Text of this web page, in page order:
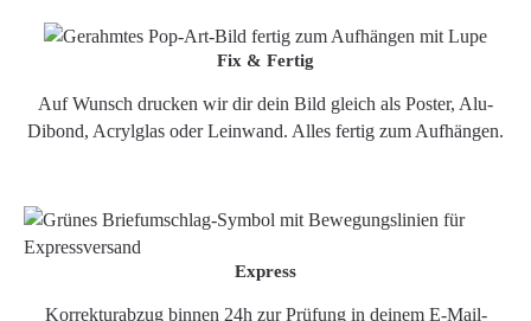
Fix & Fertig
Auf Wunsch drucken wir dir dein Bild gleich als Poster, Alu-
Dibond, Acrylglas oder Leinwand. Alles fertig zum Aufhängen.
Express
Korrekturabzug binnen 24h zur Prüfung in deinem E-Mail-